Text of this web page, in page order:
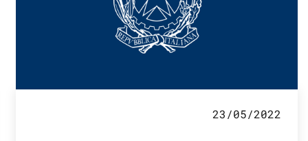
23/05/2022